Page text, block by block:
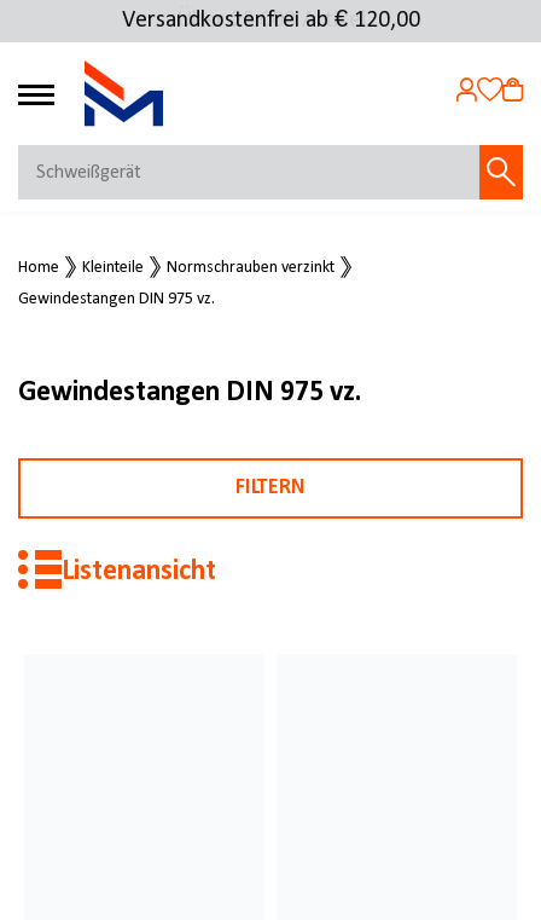
Über 25.000 Artikel
Versandkostenfrei ab € 120,00
4.72
MEIN KONTO
Jetzt anmelden
Home Kleinteile
Normschrauben verzinkt
Gewindestangen DIN 975 vz.
Gewindestangen DIN 975 vz.
FILTERN
Listenansicht